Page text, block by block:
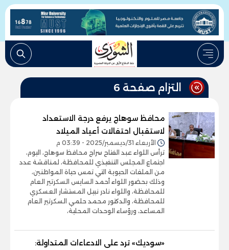
التزام صفحة 6
محافظ سوهاج يرفع درجة الاستعداد
لاستقبال احتفالات أعياد الميلاد
الأربعاء 31/ديسمبر/2025 - 03:39 م
ترأس اللواء عبد الفتاح سراج محافظ سوهاج، اليوم،
اجتماع المجلس التنفيذي للمحافظة، لمناقشة عدد
من الملفات الحيوية التي تمس حياة المواطنين،
وذلك بحضور اللواء أحمد السايس السكرتير العام
للمحافظة، واللواء نادر نبيل المستشار العسكري
للمحافظة، والدكتور محمد حلمي السكرتير العام
المساعد، ورؤساء الوحدات المحلية،
«سوديك» ترد على الادعاءات المتداولة: